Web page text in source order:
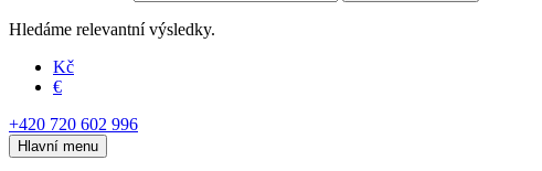
Hledáme relevantní výsledky.
Kč
€
+420 720 602 996
Hlavní menu